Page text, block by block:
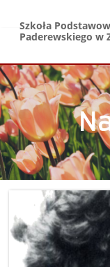
Szkoła
Paderewskiego w
Nasz
patron